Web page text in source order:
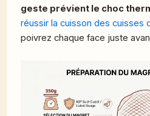
geste prévient le choc
réussir la cuisson des cuisses
poivrez chaque face juste